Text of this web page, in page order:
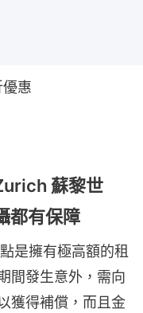
惠
蘇黎世
都有保障
是擁有極高額的租
間發生意外，需向
獲得補償，而且金